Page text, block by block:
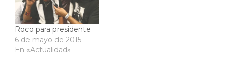
Roco para presidente
6 de mayo de 2015
En «Actualidad»